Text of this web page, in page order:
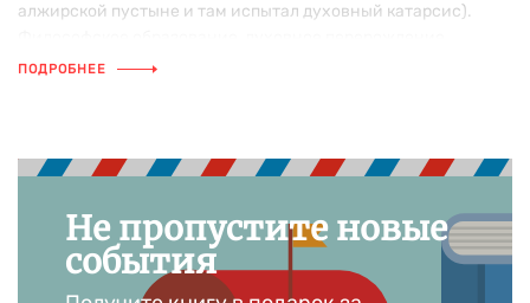
алжирской пустыне и там испытал духовный катарсис).
бесконечный гуманизм, талант к радости породили прозу и
задает себе и читателю, просты и фундаментальны: «Кто
мира и друг для друга?».
Поначалу Шмитт прославился своими пьесами, в числе
которых «Посетитель» (пьеса о встрече Зигмунда Фрейда с
ПОДРОБНЕЕ
Не пропустите новые
события